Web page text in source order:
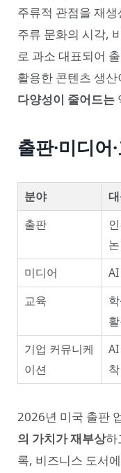
주류적 관점을 재
주류 문화의 시각,
로 과소 대표되어
활용한 콘텐츠 생
다양성이 줄어드는
출판·미디어
분야
출판
미디어
교육
기업 커뮤니케
이션
착
2026년 미국 출판
의 가치가 재부상하
록, 비즈니스 도서